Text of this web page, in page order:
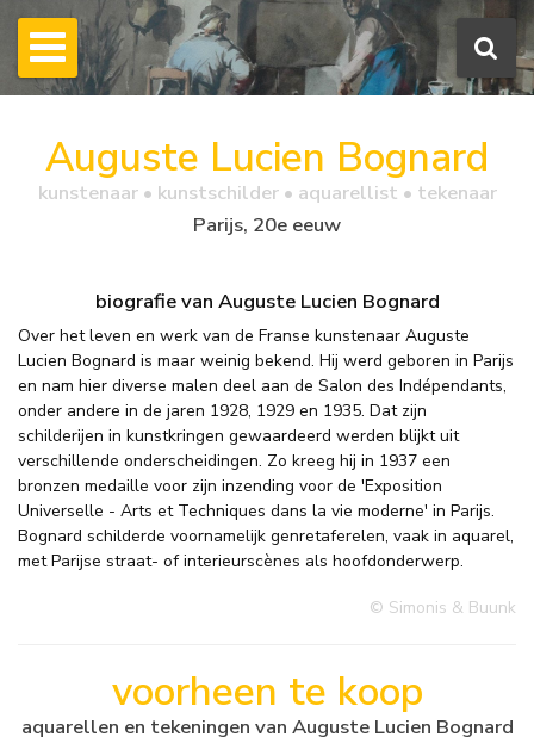
Auguste Lucien Bognard
kunstenaar • kunstschilder • aquarellist • tekenaar
Parijs, 20e eeuw
biografie van Auguste Lucien Bognard
Over het leven en werk van de Franse kunstenaar Auguste
Lucien Bognard is maar weinig bekend. Hij werd geboren in Parijs
en nam hier diverse malen deel aan de Salon des Indépendants,
onder andere in de jaren 1928, 1929 en 1935. Dat zijn
schilderijen in kunstkringen gewaardeerd werden blijkt uit
verschillende onderscheidingen. Zo kreeg hij in 1937 een
bronzen medaille voor zijn inzending voor de 'Exposition
Universelle - Arts et Techniques dans la vie moderne' in Parijs.
Bognard schilderde voornamelijk genretaferelen, vaak in aquarel,
met Parijse straat- of interieurscènes als hoofdonderwerp.
© Simonis & Buunk
voorheen te koop
aquarellen en tekeningen van Auguste Lucien Bognard